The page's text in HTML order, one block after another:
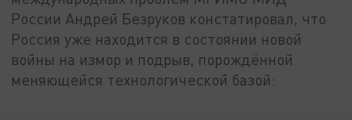
России Андрей Безруков констатировал, что
Россия уже находится в состоянии новой
войны на измор и подрыв, порождённой
меняющейся технологической базой: